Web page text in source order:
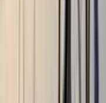
ভোলার
বালু উত্তোলন
দপ্তরে আইনি